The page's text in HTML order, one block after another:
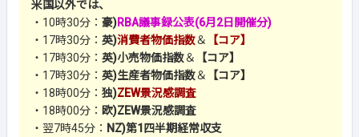
米国以外では、
・10時30分： 豪)RBA議事録公表(6月2日開催分)
・17時30分： 英)消費者物価指数＆
【コア】
・17時30分： 英)小売物価指数＆
【コア】
・17時30分： 英)生産者物価指数＆
【コア】
・18時00分： 独)ZEW景況感調査
・18時00分： 欧)ZEW景況感調査
・翌7時45分： NZ)第1四半期経常収支